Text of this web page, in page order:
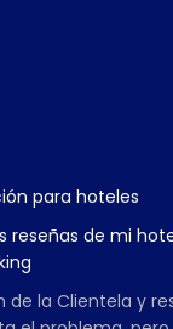
para hoteles
reseñas de mi
de la Clientela y